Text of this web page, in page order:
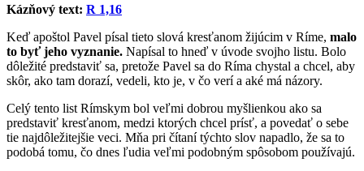
Kázňový text: R 1,16
Keď apoštol Pavel písal tieto slová kresťanom žijúcim v Ríme, malo
to byť jeho vyznanie. Napísal to hneď v úvode svojho listu. Bolo
dôležité predstaviť sa, pretože Pavel sa do Ríma chystal a chcel, aby
skôr, ako tam dorazí, vedeli, kto je, v čo verí a aké má názory.
Celý tento list Rímskym bol veľmi dobrou myšlienkou ako sa
predstaviť kresťanom, medzi ktorých chcel prísť, a povedať o sebe
tie najdôležitejšie veci. Mňa pri čítaní týchto slov napadlo, že sa to
podobá tomu, čo dnes ľudia veľmi podobným spôsobom používajú.